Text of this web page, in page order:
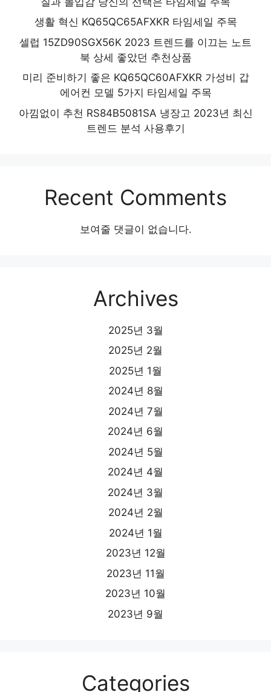
생활 혁신 KQ65QC65AFXKR 타임세일 주목
셀럽 15ZD90SGX56K 2023 트렌드를 이끄는 노트
북 상세 좋았던 추천상품
미리 준비하기 좋은 KQ65QC60AFXKR 가성비 갑
에어컨 모델 5가지 타임세일 주목
아낌없이 추천 RS84B5081SA 냉장고 2023년 최신
트렌드 분석 사용후기
Recent Comments
보여줄 댓글이 없습니다.
Archives
2025년 3월
2025년 2월
2025년 1월
2024년 8월
2024년 7월
2024년 6월
2024년 5월
2024년 4월
2024년 3월
2024년 2월
2024년 1월
2023년 12월
2023년 11월
2023년 10월
2023년 9월
Categories